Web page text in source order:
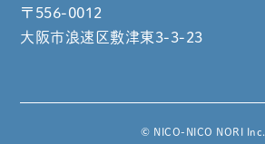
〒556-0012
大阪市浪速区敷津東3-3-23
© NICO-NICO NORI Inc.